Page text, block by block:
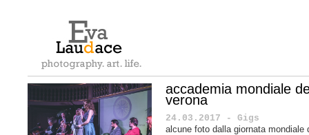
accademia mondiale
verona
24.03.2017 - Gigs
alcune foto dalla giornata mondiale